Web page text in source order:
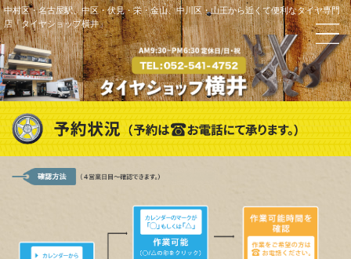
中村区・名古屋駅、中区・伏見・栄・金山、中川区・山王から近くて便利なタイヤ専門
店「タイヤショップ横井」